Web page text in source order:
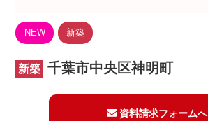
NEW 新築
新築 千葉市中央区神明町
資料請求フォームへ